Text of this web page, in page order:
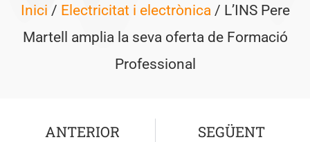
Inici / Electricitat i electrònica/ L’INS Pere
Martell amplia la seva oferta de Formació
Professional
ANTERIOR
SEGÜENT